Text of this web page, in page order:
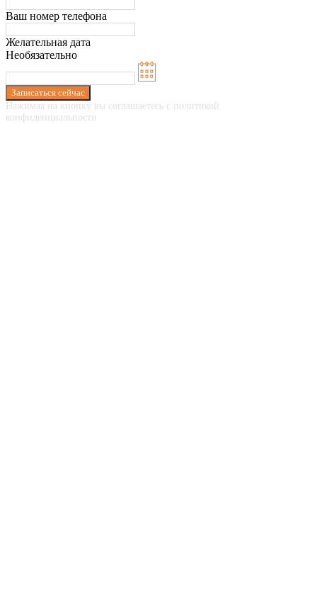
Ваш номер телефона
Желательная дата
Необязательно
Записаться сейчас
Нажимая на кнопку вы соглашаетесь с политикой
конфиденциальности